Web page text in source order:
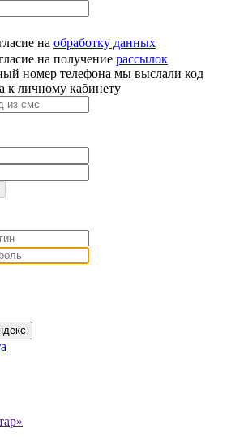
на обработку данных
на получение рассылок
номер телефона мы выслали код
к личному кабинету